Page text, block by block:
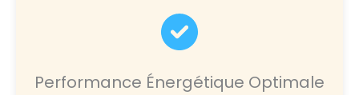
Performance Énergétique Optimale